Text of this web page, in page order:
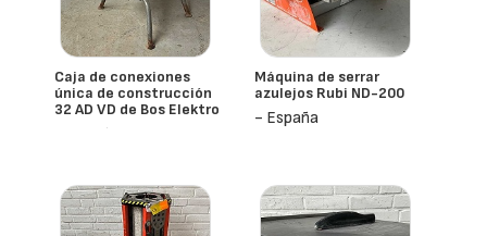
Caja de conexiones
única de construcción
32 AD VD de Bos Elektro
- España
Máquina de serrar
azulejos Rubi ND-200
- España